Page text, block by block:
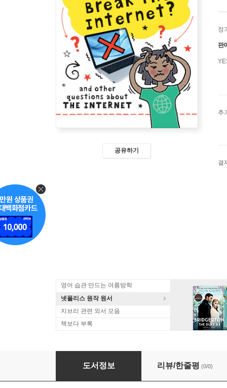
공유하기
정
판
추
결
영어 습관 만드는 여름방학
넷플리스 원작 원서
지브리 관련 외서 모음
책보다 부록
Can You Break the Internet?
도서정보 리뷰/한줄평 (0/0)